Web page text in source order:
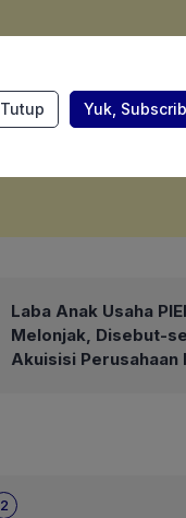
Laba Anak Usaha
Melonjak, Disebut-
Akuisisi Perusahaan
2
Tutup Yuk,